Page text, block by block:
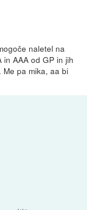
naletel na
AAA od GP in jih
pa mika, aa bi